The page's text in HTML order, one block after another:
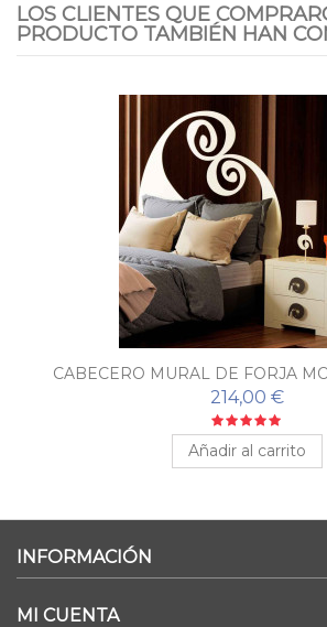
LOS CLIENTES QUE
PRODUCTO TAMBIÉN HAN
CABECERO MURAL DE FORJA
214,00 €
Añadir al carrito
INFORMACIÓN
MI CUENTA